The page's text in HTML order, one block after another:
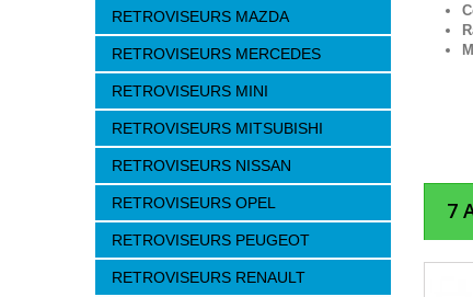
RETROVISEURS MAZDA
RETROVISEURS MERCEDES
RETROVISEURS MINI
RETROVISEURS MITSUBISHI
RETROVISEURS NISSAN
RETROVISEURS OPEL
RETROVISEURS PEUGEOT
RETROVISEURS RENAULT
7